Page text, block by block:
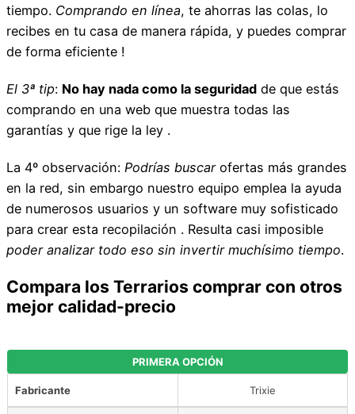
tiempo. Comprando en línea, te ahorras las colas, lo
recibes en tu casa de manera rápida, y puedes comprar
de forma eficiente !
El 3ª tip: No hay nada como la seguridad de que estás
comprando en una web que muestra todas las
garantías y que rige la ley .
La 4º observación: Podrías buscarofertas más grandes
en la red, sin embargo nuestro equipo emplea la ayuda
de numerosos usuarios y un software muy sofisticado
para crear esta recopilación . Resulta casi imposible
poder analizar todo eso sin invertir muchísimo tiempo.
Compara los Terrarios comprar con otros
mejor calidad-precio
PRIMERA OPCIÓN
Fabricante Trixie